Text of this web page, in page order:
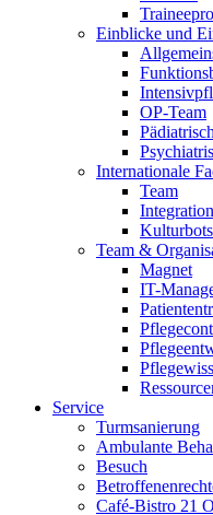
Einblicke und
OP-Team
Internationale
Team
Team &
Magnet
IT-
Service
Turmsanierung
Ambulante
Besuch
Café-Bistro 21